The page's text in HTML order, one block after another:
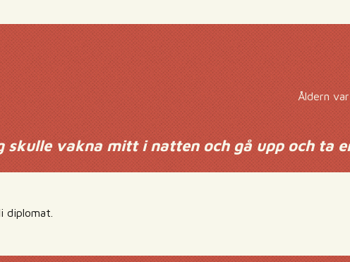
Åldern
skulle vakna mitt i natten och gå upp och ta
diplomat.